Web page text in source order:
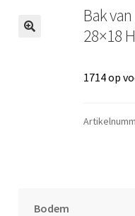
Bak
28×18
1714 op
Bodem